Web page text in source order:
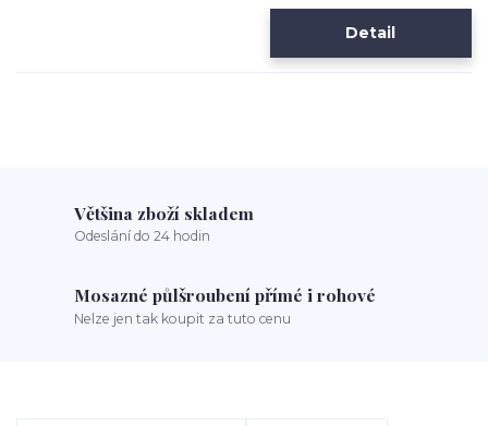
Detail
Většina zboží skladem
Odeslání do 24 hodin
Mosazné půlšroubení přímé i rohové
Nelze jen tak koupit za tuto cenu